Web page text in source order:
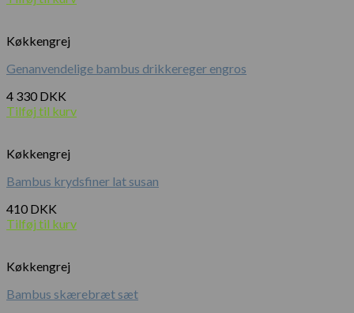
Køkkengrej
Genanvendelige bambus drikkereger engros
4 330 DKK
Tilføj til kurv
Køkkengrej
Bambus krydsfiner lat susan
410 DKK
Tilføj til kurv
Køkkengrej
Bambus skærebræt sæt